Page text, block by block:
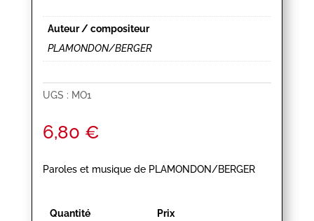
Auteur / compositeur
PLAMONDON/BERGER
UGS : MO1
6,80 €
Paroles et musique de PLAMONDON/BERGER
Quantité Prix